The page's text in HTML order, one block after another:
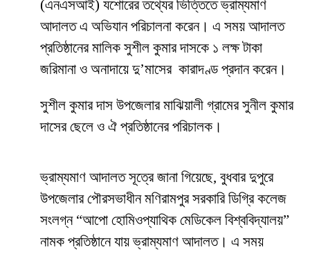
(এনএসআই) যশোরের তথ্যের ভিত্তিতে ভ্রাম্যমাণ
আদালত এ অভিযান পরিচালনা করেন। এ সময় আদালত
প্রতিষ্ঠানের মালিক সুশীল কুমার দাসকে ১ লক্ষ টাকা
জরিমানা ও অনাদায়ে দু’মাসের কারাদণ্ড প্রদান করেন।
সুশীল কুমার দাস উপজেলার মাঝিয়ালী গ্রামের সুনীল কুমার
দাসের ছেলে ও ঐ প্রতিষ্ঠানের পরিচালক।
ভ্রাম্যমাণ আদালত সূত্রে জানা গিয়েছে, বুধবার দুপুরে
উপজেলার পৌরসভাধীন মণিরামপুর সরকারি ডিগ্রি কলেজ
সংলগ্ন“আপো হোমিওপ্যাথিক মেডিকেল বিশ্ববিদ্যালয়”
নামক প্রতিষ্ঠানে যায় ভ্রাম্যমাণ আদালত। এ সময়